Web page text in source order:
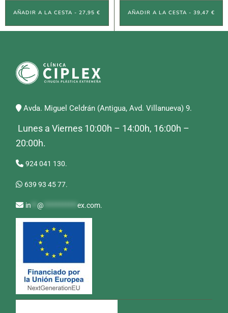
AÑADIR A LA CESTA - 27,95 € AÑADIR A LA CESTA - 39,47 €
Avda. Miguel Celdrán (Antigua, Avd. Villanueva) 9.
Lunes a Viernes 10:00h – 14:00h, 16:00h –
20:00h.
924 041 130.
639 93 45 77.
in **@ ***********ex.com.